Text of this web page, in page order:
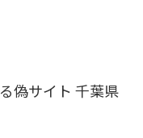
偽サイト 千葉県